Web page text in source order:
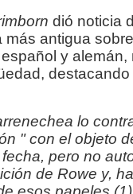
dió noticia
antigua
y
lo
" con el objeto
pero no
de Rowe y,